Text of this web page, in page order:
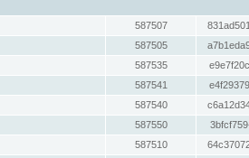
587507
587505
587535
587541
587540
587550
587510